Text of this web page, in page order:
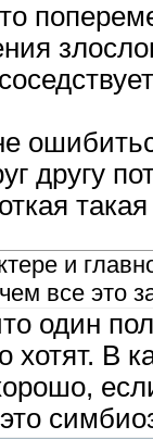
другу
такая
и
все это
один
хотят. В